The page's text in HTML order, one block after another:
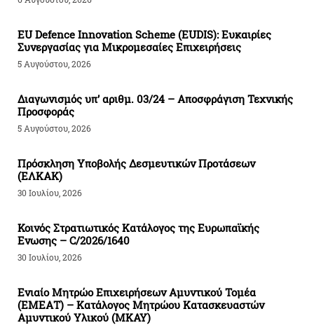
EU Defence Innovation Scheme (EUDIS): Ευκαιρίες
Συνεργασίας για Μικρομεσαίες Επιχειρήσεις
5 Αυγούστου, 2026
Διαγωνισμός υπ’ αριθμ. 03/24 – Αποσφράγιση Τεχνικής
Προσφοράς
5 Αυγούστου, 2026
Πρόσκληση Υποβολής Δεσμευτικών Προτάσεων
(ΕΛΚΑΚ)
30 Ιουλίου, 2026
Κοινός Στρατιωτικός Κατάλογος της Ευρωπαϊκής
Ενωσης – C/2026/1640
30 Ιουλίου, 2026
Ενιαίο Μητρώο Επιχειρήσεων Αμυντικού Τομέα
(ΕΜΕΑΤ) – Κατάλογος Μητρώου Κατασκευαστών
Αμυντικού Υλικού (ΜΚΑΥ)